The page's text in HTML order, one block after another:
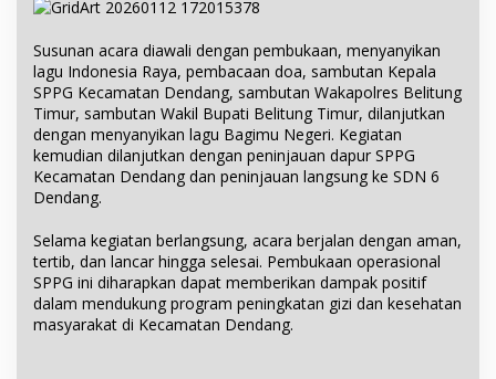
Susunan acara diawali dengan pembukaan, menyanyikan
lagu Indonesia Raya, pembacaan doa, sambutan Kepala
SPPG Kecamatan Dendang, sambutan Wakapolres Belitung
Timur, sambutan Wakil Bupati Belitung Timur, dilanjutkan
dengan menyanyikan lagu Bagimu Negeri. Kegiatan
kemudian dilanjutkan dengan peninjauan dapur SPPG
Kecamatan Dendang dan peninjauan langsung ke SDN 6
Dendang.
Selama kegiatan berlangsung, acara berjalan dengan aman,
tertib, dan lancar hingga selesai. Pembukaan operasional
SPPG ini diharapkan dapat memberikan dampak positif
dalam mendukung program peningkatan gizi dan kesehatan
masyarakat di Kecamatan Dendang.